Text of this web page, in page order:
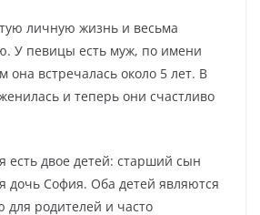
личную жизнь и весьма
У певицы есть муж, по имени
она встречалась около 5 лет. В
и теперь они счастливо
есть двое детей: старший сын
дочь София. Оба детей являются
для родителей и часто